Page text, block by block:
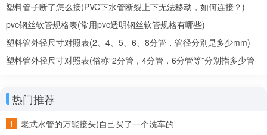
土巴兔在线免费为大家提供“各家装修报价、1-4家本
地装修公司、3套装修设计方案”，还有装修避坑攻略！点
击此链接：【https:///yezhu/zxbj-cszy.php?
to8to_from=seo_zhidao_m_jiare&wb】，就能免费领取
常用的塑料原料的种类有哪些
塑料管子断了怎么接(PVC下水管断裂上下无法移动，如何连接？)
pvc钢丝软管规格表(常用pvc透明钢丝软管规格有哪些)
塑料管外径尺寸对照表(2、4、5、6、8分管，管径分别是多少mm)
塑料管外径尺寸对照表(俗称“2分管，4分管，6分管等”分别指多少管
热门推荐
老式水管的万能接头(自己买了一个洗车的